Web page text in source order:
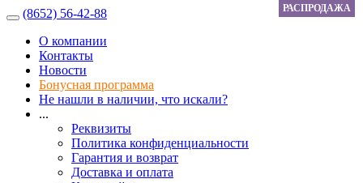
(8652) 56-42-88
О компании
Контакты
Новости
Бонусная программа
Не нашли в наличии, что искали?
...
Реквизиты
Политика конфиденциальности
Гарантия и возврат
Доставка и оплата
РАСПРОДАЖА
РАСПРОДАЖА
РАСПРОДАЖА
РАСПРОДАЖА
РАСПРОДАЖА
РАСПРОДАЖА
РАСПРОДАЖА
РАСПРОДАЖА
РАСПРОДАЖА
РАСПРОДАЖА